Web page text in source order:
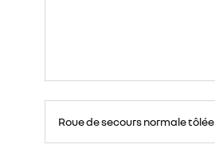
secours
Roue de secours normale tôlée